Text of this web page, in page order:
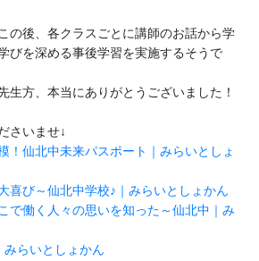
の後、各クラスごとに講師のお話から学
びを深める事後学習を実施するそうで
生方、本当にありがとうございました！
さいませ↓
！仙北中未来パスポート｜みらいとしょ
喜び～仙北中学校♪｜みらいとしょかん
で働く人々の思いを知った～仙北中｜み
みらいとしょかん